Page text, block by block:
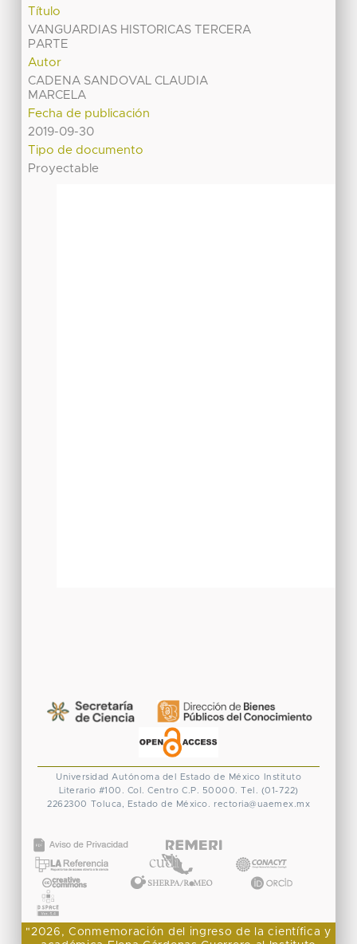
Título
VANGUARDIAS HISTORICAS TERCERA
PARTE
Autor
CADENA SANDOVAL CLAUDIA
MARCELA
Fecha de publicación
2019-09-30
Tipo de documento
Proyectable
Universidad Autónoma del Estado de México
Instituto
Literario #100. Col. Centro C.P. 50000. Tel. (01-722)
2262300 Toluca, Estado de México. rectoria@uaemex.mx
"2026, Conmemoración del ingreso de la científica y